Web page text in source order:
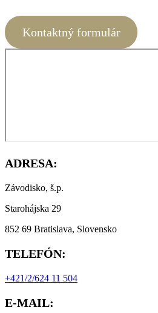
Kontaktný formulár
ADRESA:
Závodisko, š.p.
Starohájska 29
852 69 Bratislava, Slovensko
TELEFÓN:
+421/2/624 11 504
E-MAIL: